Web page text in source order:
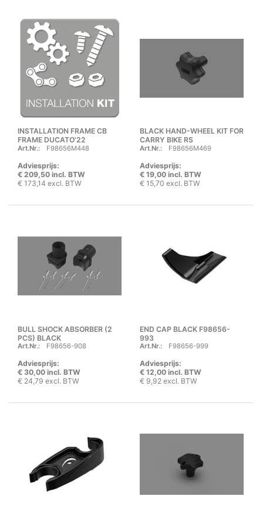
INSTALLATION FRAME CB
FRAME DUCATO'22
Art.Nr.: F98656M448
Adviesprijs:
€ 209,50 incl. BTW
€ 173,14 excl. BTW
BLACK HAND-WHEEL KIT FOR
CARRY BIKE RS
Art.Nr.: F98656M469
Adviesprijs:
€ 19,00 incl. BTW
€ 15,70 excl. BTW
BULL SHOCK ABSORBER (2
PCS) BLACK
Art.Nr.: F98656-908
Adviesprijs:
€ 30,00 incl. BTW
€ 24,79 excl. BTW
END CAP BLACK F98656-
993
Art.Nr.: F98656-999
Adviesprijs:
€ 12,00 incl. BTW
€ 9,92 excl. BTW